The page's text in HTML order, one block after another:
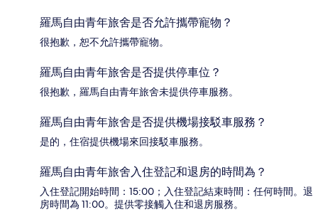
羅馬自由青年旅舍是否允許攜帶寵物？
很抱歉，恕不允許攜帶寵物。
羅馬自由青年旅舍是否提供停車位？
很抱歉，羅馬自由青年旅舍未提供停車服務。
羅馬自由青年旅舍是否提供機場接駁車服務？
是的，住宿提供機場來回接駁車服務。
羅馬自由青年旅舍入住登記和退房的時間為？
入住登記開始時間：15:00；入住登記結束時間：任何時間。退
房時間為 11:00。提供零接觸入住和退房服務。